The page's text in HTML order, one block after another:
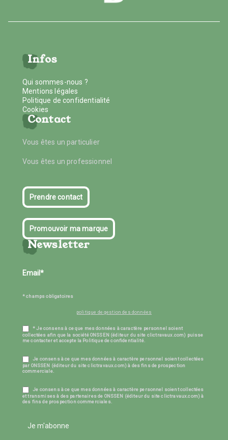
Infos
Qui sommes-nous ?
Mentions légales
Politique de confidentialité
Cookies
Contact
Vous êtes un particulier
Vous êtes un professionnel
Prendre contact
Promouvoir ma marque
Newsletter
* champs obligatoires
politique de gestion des données
* Je consens à ce que mes données à caractère personnel soient
collectées afin que la société ONSSEN (éditeur du site clictravaux.com) puisse
me contacter et accepte la Politique de confidentialité.
Je consens à ce que mes données à caractère personnel soient collectées
par ONSSEN (éditeur du site clictravaux.com) à des fins de prospection
commerciale.
Je consens à ce que mes données à caractère personnel soient collectées
et transmises à des partenaires de ONSSEN (éditeur du site clictravaux.com) à
des fins de prospection commerciales.
Je m'abonne